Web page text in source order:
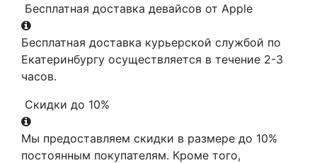
Бесплатная доставка девайсов от Apple
Бесплатная доставка курьерской службой по
Екатеринбургу осуществляется в течение 2-3
часов.
Скидки до 10%
Мы предоставляем скидки в размере до 10%
постоянным покупателям. Кроме того,